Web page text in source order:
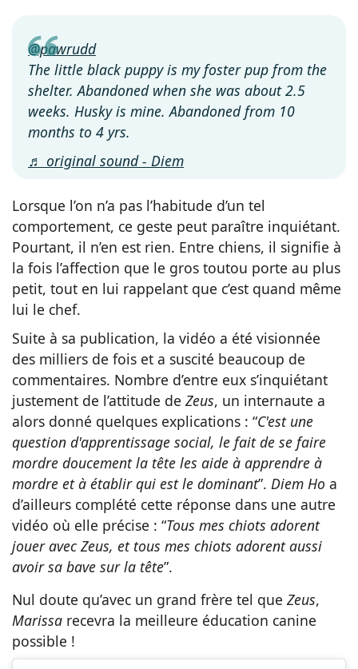
@pawrudd
The little black puppy is my foster pup from the
shelter. Abandoned when she was about 2.5
weeks. Husky is mine. Abandoned from 10
months to 4 yrs.
♬ original sound - Diem
Lorsque l’on n’a pas l’habitude d’un tel
comportement, ce geste peut paraître inquiétant.
Pourtant, il n’en est rien. Entre chiens, il signifie à
la fois l’affection que le gros toutou porte au plus
petit, tout en lui rappelant que c’est quand même
lui le chef.
Suite à sa publication, la vidéo a été visionnée
des milliers de fois et a suscité beaucoup de
commentaires. Nombre d’entre eux s’inquiétant
justement de l’attitude de Zeus, un internaute a
alors donné quelques explications : “C'est une
question d'apprentissage social, le fait de se faire
mordre doucement la tête les aide à apprendre à
mordre et à établir qui est le dominant”. Diem Ho a
d’ailleurs complété cette réponse dans une autre
vidéo où elle précise : “Tous mes chiots adorent
jouer avec Zeus, et tous mes chiots adorent aussi
avoir sa bave sur la tête”.
Nul doute qu’avec un grand frère tel que Zeus,
Marissa recevra la meilleure éducation canine
possible !